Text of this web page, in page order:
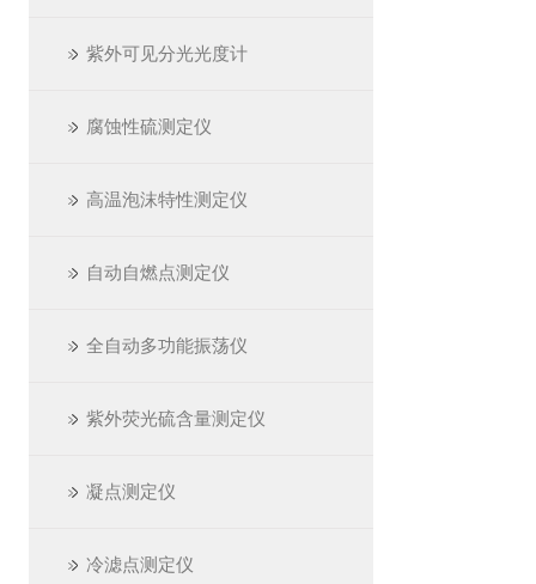
紫外可见分光光度计
腐蚀性硫测定仪
高温泡沫特性测定仪
自动自燃点测定仪
全自动多功能振荡仪
紫外荧光硫含量测定仪
凝点测定仪
冷滤点测定仪